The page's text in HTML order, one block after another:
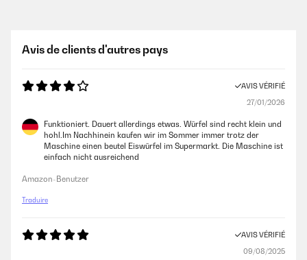
Avis de clients d'autres pays
AVIS VÉRIFIÉ
27/01/2026
Funktioniert. Dauert allerdings etwas. Würfel sind recht klein und
hohl.Im Nachhinein kaufen wir im Sommer immer trotz der
Maschine einen beutel Eiswürfel im Supermarkt. Die Maschine ist
einfach nicht ausreichend
Amazon-Benutzer
Traduire
AVIS VÉRIFIÉ
09/08/2025